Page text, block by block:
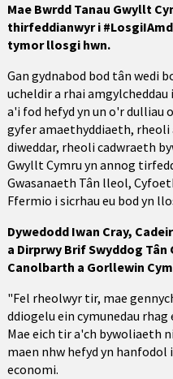
Mae Bwrdd Tanau Gwyllt
thirfeddianwyr i
tymor llosgi hwn.
Gan gydnabod bod tân wedi
ucheldir a rhai
a'i fod hefyd yn un o'r dulliau
gyfer amaethyddiaeth, rheoli
diweddar, rheoli cadwraeth
Gwyllt Cymru yn annog
Gwasanaeth Tân lleol,
Ffermio i sicrhau eu bod yn
Dywedodd Iwan Cray,
a Dirprwy Brif Swyddog Tân
Canolbarth a Gorllewin
"Fel rheolwyr tir, mae
ddiogelu ein cymunedau
Mae eich tir a'ch bywoliaeth
maen nhw hefyd yn hanfodol
economi.